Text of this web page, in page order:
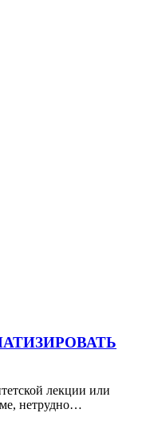
лекции или
нетрудно…